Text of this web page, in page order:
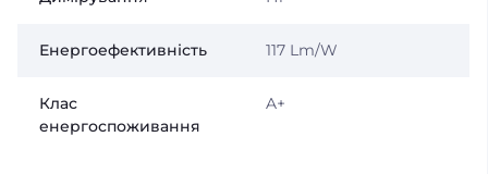
Енергоефективність 117 Lm/W
Клас
енергоспоживання
A+